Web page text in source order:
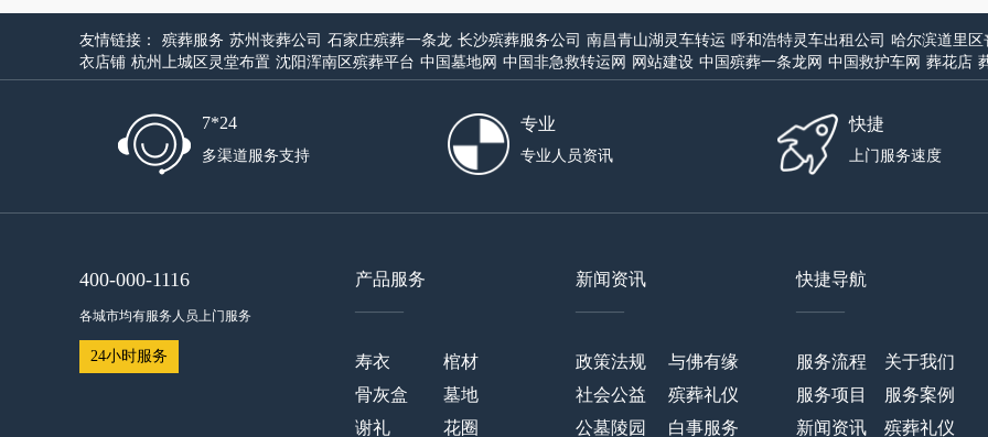
友情链接： 殡葬服务 苏州丧葬公司 石家庄殡葬一条龙 长沙殡葬服务公司 南昌青山湖灵车转运 呼和浩特灵车出租公司 哈尔滨道里区
衣店铺 杭州上城区灵堂布置 沈阳浑南区殡葬平台 中国墓地网 中国非急救转运网 网站建设 中国殡葬一条龙网 中国救护车网 葬花店
7*24
多渠道服务支持
专业
专业人员资讯
快捷
上门服务速度
400-000-1116
各城市均有服务人员上门服务
24小时服务
产品服务
——
寿衣
棺材
骨灰盒
墓地
谢礼
花圈
新闻资讯
——
政策法规
与佛有缘
社会公益
殡葬礼仪
公墓陵园
白事服务
快捷导航
——
服务流程
关于我们
服务项目
服务案例
新闻资讯
殡葬礼仪